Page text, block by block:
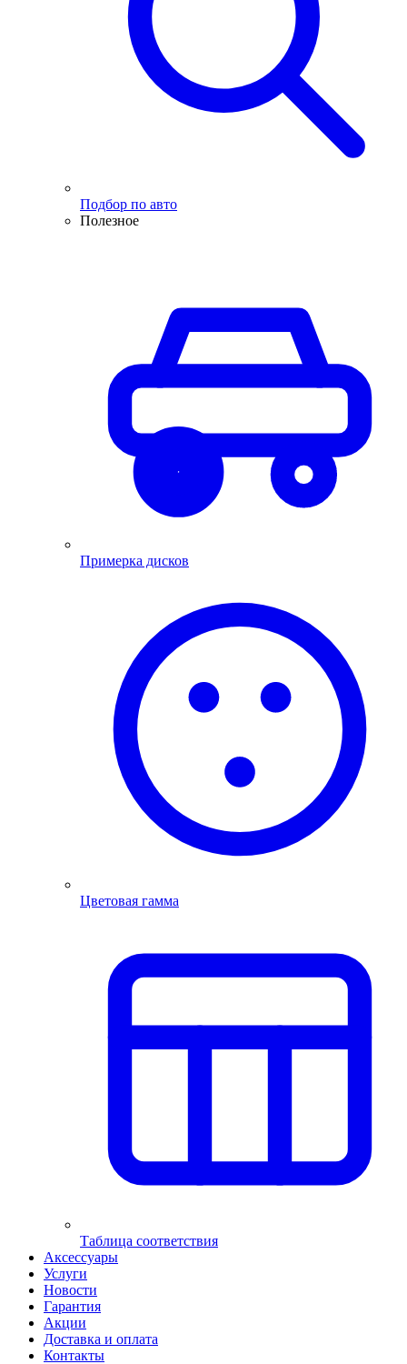
Подбор по авто
Полезное
Примерка дисков
Цветовая гамма
Таблица соответствия
Аксессуары
Услуги
Новости
Гарантия
Акции
Доставка и оплата
Контакты